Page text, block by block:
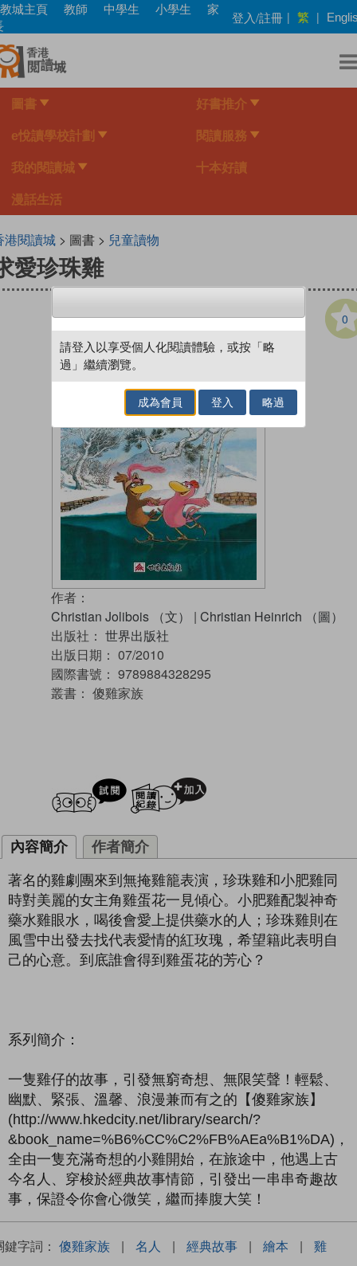
Skip
to
main
content
教城主頁 教師 中學生 小學生
家
登入/註冊 | 繁 |
圖書 好書推介
e悅讀學校計劃 閱讀服務
我的閱讀城 十本好讀
漫話生活
港閱讀城 > 圖書 > 兒童讀物
愛珍珠雞
0
作者：
Christian Jolibois （文）
| Christian Heinrich （圖）
出版社： 世界出版社
出版日期： 07/2010
國際書號： 9789884328295
叢書： 傻雞家族
試閲
內容簡介 作者簡介
著名的雞劇團來到無掩雞籠表演，珍珠雞和小肥雞同
時對美麗的女主角雞蛋花一見傾心。小肥雞配製神奇
藥水雞眼水，喝後會愛上提供藥水的人；珍珠雞則在
風雪中出發去找代表愛情的紅玫瑰，希望籍此表明自
己的心意。到底誰會得到雞蛋花的芳心？
系列簡介：
一隻雞仔的故事，引發無窮奇想、無限笑聲！輕鬆、
幽默、緊張、溫馨、浪漫兼而有之的【傻雞家族】
(http://www.hkedcity.net/library/search/?
&book_name=%B6%CC%C2%FB%AEa%B1%DA)，
全由一隻充滿奇想的小雞開始，在旅途中，他遇上古
今名人、穿梭於經典故事情節，引發出一串串奇趣故
事，保證令你會心微笑，繼而捧腹大笑！
鍵字詞：傻雞家族 | 名人 | 經典故事 | 繪本 | 雞
請登入以享受個人化閱讀體驗，或按「略
過」繼續瀏覽。
成為會員 登入 略過